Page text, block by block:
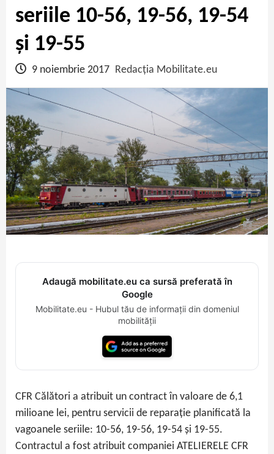
seriile 10-56, 19-56, 19-54
și 19-55
9 noiembrie 2017 Redacția Mobilitate.eu
Adaugă mobilitate.eu ca sursă preferată în
Google
Mobilitate.eu - Hubul tău de informații din domeniul
mobilității
CFR Călători a atribuit un contract în valoare de 6,1
milioane lei, pentru servicii de reparație planificată la
vagoanele seriile: 10-56, 19-56, 19-54 și 19-55.
Contractul a fost atribuit companiei ATELIERELE CFR